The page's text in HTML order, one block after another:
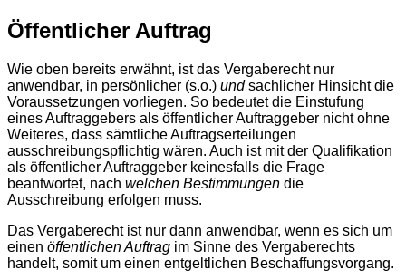
Öffentlicher Auftrag
Wie oben bereits erwähnt, ist das Vergaberecht nur
anwendbar, in persönlicher (s.o.) undsachlicher Hinsicht die
Voraussetzungen vorliegen. So bedeutet die Einstufung
eines Auftraggebers als öffentlicher Auftraggeber nicht ohne
Weiteres, dass sämtliche Auftragserteilungen
ausschreibungspflichtig wären. Auch ist mit der Qualifikation
als öffentlicher Auftraggeber keinesfalls die Frage
beantwortet, nach welchen Bestimmungen die
Ausschreibung erfolgen muss.
Das Vergaberecht ist nur dann anwendbar, wenn es sich um
einen öffentlichen Auftrag im Sinne des Vergaberechts
handelt, somit um einen entgeltlichen Beschaffungsvorgang.